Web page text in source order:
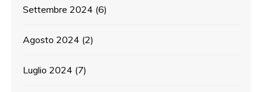
Settembre 2024 (6)
Agosto 2024 (2)
Luglio 2024 (7)